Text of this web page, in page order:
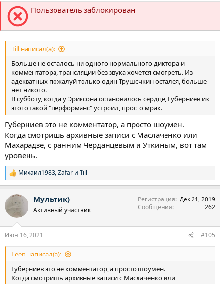
Пользователь заблокирован
Till написал(а):
Больше не осталось ни одного нормального диктора и
комментатора, трансляции без звука хочется смотреть. Из
адекватных пожалуй только один Трушечкин остался, больше
нет никого.
В субботу, когда у Эриксона остановилось сердце, Губерниев из
этого такой "перформанс" устроил, просто мрак.
Губерниев это не комментатор, а просто шоумен.
Когда смотришь архивные записи с Маслаченко или
Махарадзе, с ранним Черданцевым и Уткиным, вот там
уровень.
Р
е
к
ц
и
Михаил1983,Zafar и Till
Мультик)
Активный участник
Регистрация Дек 21, 2019
Сообщения
262
Июн 16, 2021 #105
Leen написал(а):
Губерниев это не комментатор, а просто шоумен.
Когда смотришь архивные записи с Маслаченко или